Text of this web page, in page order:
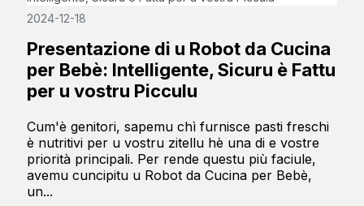
2024-12-18
Presentazione di u Robot da Cucina
per Bebè: Intelligente, Sicuru è Fattu
per u vostru Picculu
Cum'è genitori, sapemu chì furnisce pasti freschi
è nutritivi per u vostru zitellu hè una di e vostre
priorità principali. Per rende questu più faciule,
avemu cuncipitu u Robot da Cucina per Bebè,
un...